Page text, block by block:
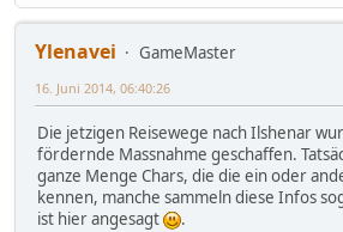
Ylenavei
GameMaster
16. Juni 2014, 06:40:26
Die jetzigen Reisewege nach Ilshenar
fördernde Massnahme geschaffen.
ganze Menge Chars, die die ein oder
kennen, manche sammeln diese Infos
ist hier angesagt
.